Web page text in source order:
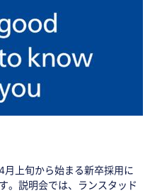
上旬から始まる新卒採用に
。説明会では、ランスタッド